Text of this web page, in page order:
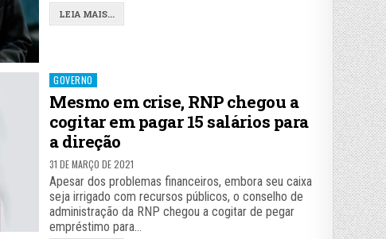
LEIA MAIS...
Posted
in
GOVERNO
Mesmo em crise, RNP chegou a
cogitar em pagar 15 salários para
a direção
31 DE MARÇO DE 2021
Apesar dos problemas financeiros, embora seu caixa
seja irrigado com recursos públicos, o conselho de
administração da RNP chegou a cogitar de pegar
empréstimo para…